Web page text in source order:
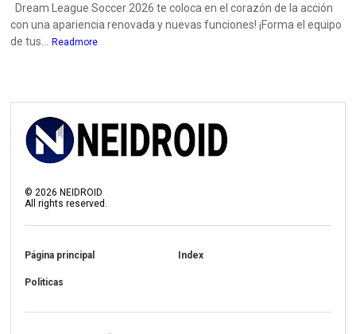
Dream League Soccer 2026 te coloca en el corazón de la acción
con una apariencia renovada y nuevas funciones! ¡Forma el equipo
de tus...
Readmore
© 2026 NEIDROID
All rights reserved.
Página principal Index
Politicas